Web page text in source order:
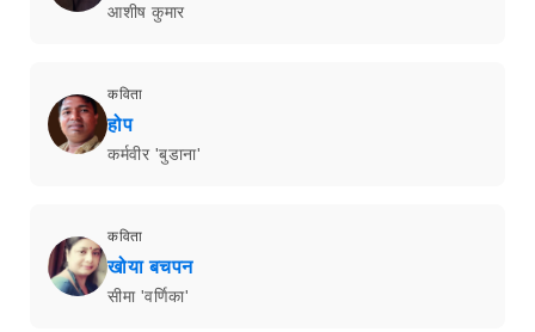
आशीष कुमार
कविता
होप
कर्मवीर 'बुडाना'
कविता
खोया बचपन
सीमा 'वर्णिका'